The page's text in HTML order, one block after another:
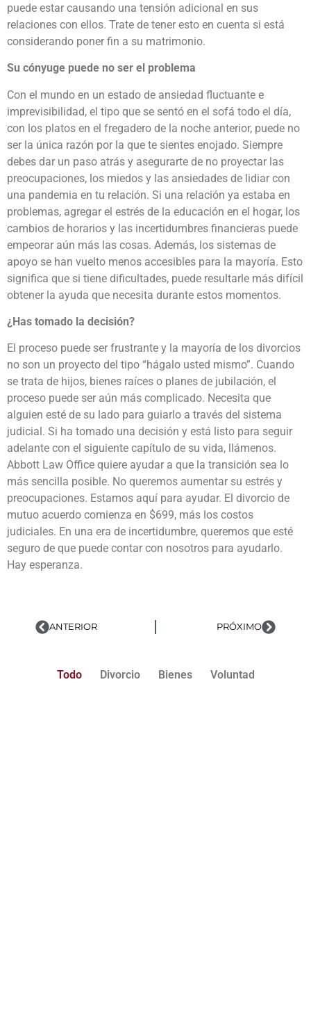
puede estar causando una tensión adicional en sus
relaciones con ellos. Trate de tener esto en cuenta si está
considerando poner fin a su matrimonio.
Su cónyuge puede no ser el problema
Con el mundo en un estado de ansiedad fluctuante e
imprevisibilidad, el tipo que se sentó en el sofá todo el día,
con los platos en el fregadero de la noche anterior, puede no
ser la única razón por la que te sientes enojado. Siempre
debes dar un paso atrás y asegurarte de no proyectar las
preocupaciones, los miedos y las ansiedades de lidiar con
una pandemia en tu relación. Si una relación ya estaba en
problemas, agregar el estrés de la educación en el hogar, los
cambios de horarios y las incertidumbres financieras puede
empeorar aún más las cosas. Además, los sistemas de
apoyo se han vuelto menos accesibles para la mayoría. Esto
significa que si tiene dificultades, puede resultarle más difícil
obtener la ayuda que necesita durante estos momentos.
¿Has tomado la decisión?
El proceso puede ser frustrante y la mayoría de los divorcios
no son un proyecto del tipo “hágalo usted mismo”. Cuando
se trata de hijos, bienes raíces o planes de jubilación, el
proceso puede ser aún más complicado. Necesita que
alguien esté de su lado para guiarlo a través del sistema
judicial. Si ha tomado una decisión y está listo para seguir
adelante con el siguiente capítulo de su vida, llámenos.
Abbott Law Office quiere ayudar a que la transición sea lo
más sencilla posible. No queremos aumentar su estrés y
preocupaciones. Estamos aquí para ayudar. El divorcio de
mutuo acuerdo comienza en $699, más los costos
judiciales. En una era de incertidumbre, queremos que esté
seguro de que puede contar con nosotros para ayudarlo.
Hay esperanza.
ANTERIOR PRÓXIMO
Todo Divorcio Bienes Voluntad